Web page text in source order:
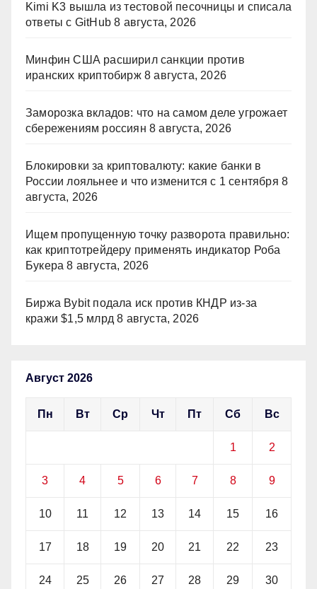
Kimi K3 вышла из тестовой песочницы и списала
ответы с GitHub 8 августа, 2026
Минфин США расширил санкции против
иранских криптобирж 8 августа, 2026
Заморозка вкладов: что на самом деле угрожает
сбережениям россиян 8 августа, 2026
Блокировки за криптовалюту: какие банки в
России лояльнее и что изменится с 1 сентября 8
августа, 2026
Ищем пропущенную точку разворота правильно:
как криптотрейдеру применять индикатор Роба
Букера 8 августа, 2026
Биржа Bybit подала иск против КНДР из‑за
кражи $1,5 млрд 8 августа, 2026
Август 2026
Пн Вт Ср Чт Пт Сб Вс
1 2
3 4 5 6 7 8 9
10 11 12 13 14 15 16
17 18 19 20 21 22 23
24 25 26 27 28 29 30